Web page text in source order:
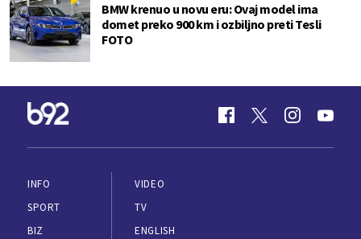
BMW krenuo u novu eru: Ovaj model ima
domet preko 900 km i ozbiljno preti Tesli
FOTO
INFO
SPORT
BIZ
VIDEO
TV
ENGLISH